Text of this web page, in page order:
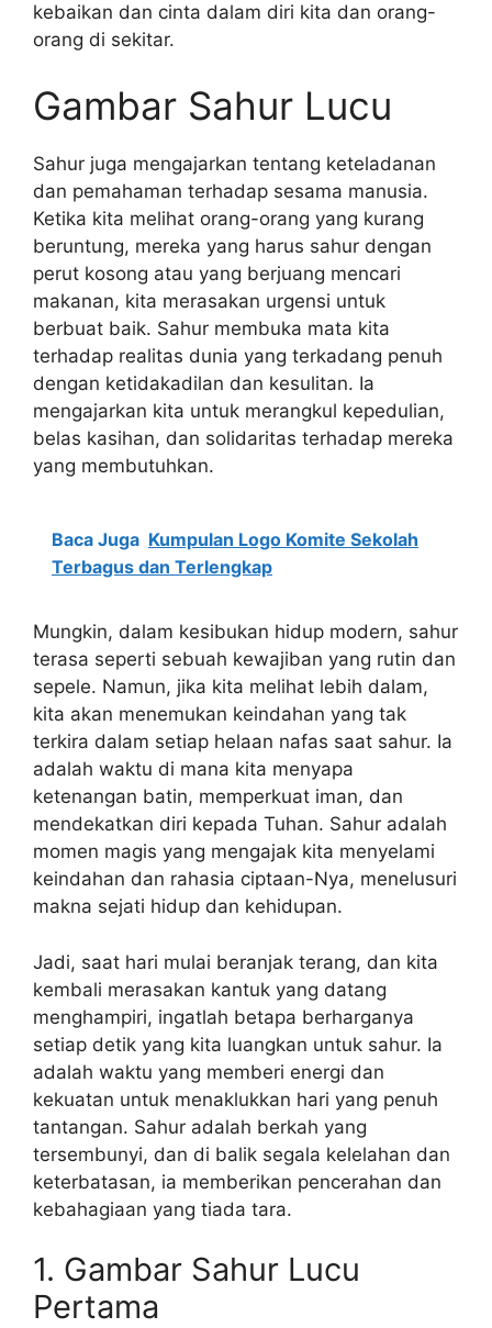
kebaikan dan cinta dalam diri kita dan orang-
orang di sekitar.
Gambar Sahur Lucu
Sahur juga mengajarkan tentang keteladanan
dan pemahaman terhadap sesama manusia.
Ketika kita melihat orang-orang yang kurang
beruntung, mereka yang harus sahur dengan
perut kosong atau yang berjuang mencari
makanan, kita merasakan urgensi untuk
berbuat baik. Sahur membuka mata kita
terhadap realitas dunia yang terkadang penuh
dengan ketidakadilan dan kesulitan. Ia
mengajarkan kita untuk merangkul kepedulian,
belas kasihan, dan solidaritas terhadap mereka
yang membutuhkan.
Baca Juga Kumpulan Logo Komite Sekolah
Terbagus dan Terlengkap
Mungkin, dalam kesibukan hidup modern, sahur
terasa seperti sebuah kewajiban yang rutin dan
sepele. Namun, jika kita melihat lebih dalam,
kita akan menemukan keindahan yang tak
terkira dalam setiap helaan nafas saat sahur. Ia
adalah waktu di mana kita menyapa
ketenangan batin, memperkuat iman, dan
mendekatkan diri kepada Tuhan. Sahur adalah
momen magis yang mengajak kita menyelami
keindahan dan rahasia ciptaan-Nya, menelusuri
makna sejati hidup dan kehidupan.
Jadi, saat hari mulai beranjak terang, dan kita
kembali merasakan kantuk yang datang
menghampiri, ingatlah betapa berharganya
setiap detik yang kita luangkan untuk sahur. Ia
adalah waktu yang memberi energi dan
kekuatan untuk menaklukkan hari yang penuh
tantangan. Sahur adalah berkah yang
tersembunyi, dan di balik segala kelelahan dan
keterbatasan, ia memberikan pencerahan dan
kebahagiaan yang tiada tara.
1. Gambar Sahur Lucu
Pertama